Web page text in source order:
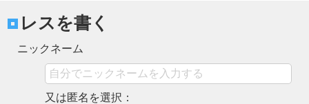
レスを書く
ニックネーム
又は匿名を選択：